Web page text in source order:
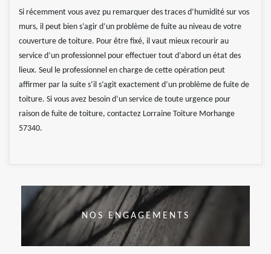
Si récemment vous avez pu remarquer des traces d’humidité sur vos
murs, il peut bien s’agir d’un problème de fuite au niveau de votre
couverture de toiture. Pour être fixé, il vaut mieux recourir au
service d’un professionnel pour effectuer tout d’abord un état des
lieux. Seul le professionnel en charge de cette opération peut
affirmer par la suite s’il s’agit exactement d’un problème de fuite de
toiture. Si vous avez besoin d’un service de toute urgence pour
raison de fuite de toiture, contactez Lorraine Toiture Morhange
57340.
NOS ENGAGEMENTS